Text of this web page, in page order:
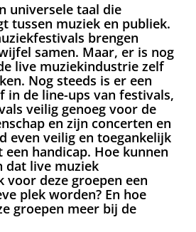
universele taal die
tussen muziek en publiek.
brengen
samen. Maar, er is nog
live muziekindustrie zelf
Nog steeds is er een
in de line-ups van festivals,
veilig genoeg voor de
en zijn concerten en
even veilig en toegankelijk
handicap. Hoe kunnen
dat live muziek
voor deze groepen een
plek worden? En hoe
groepen meer bij de